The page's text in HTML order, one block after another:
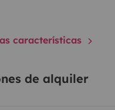
características
de alquiler